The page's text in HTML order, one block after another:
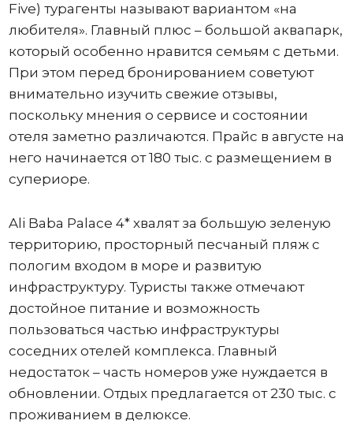
Five) турагенты называют вариантом «на
любителя». Главный плюс – большой аквапарк,
который особенно нравится семьям с детьми.
При этом перед бронированием советуют
внимательно изучить свежие отзывы,
поскольку мнения о сервисе и состоянии
отеля заметно различаются. Прайс в августе на
него начинается от 180 тыс. с размещением в
супериоре.
Ali Baba Palace 4* хвалят за большую зеленую
территорию, просторный песчаный пляж с
пологим входом в море и развитую
инфраструктуру. Туристы также отмечают
достойное питание и возможность
пользоваться частью инфраструктуры
соседних отелей комплекса. Главный
недостаток – часть номеров уже нуждается в
обновлении. Отдых предлагается от 230 тыс. с
проживанием в делюксе.